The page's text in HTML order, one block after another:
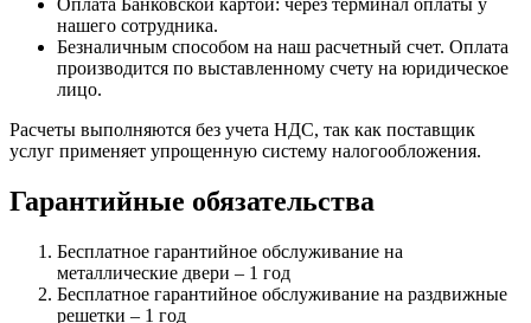
Оплата Банковской картой: через терминал оплаты у
нашего сотрудника.
Безналичным способом на наш расчетный счет. Оплата
производится по выставленному счету на юридическое
лицо.
Расчеты выполняются без учета НДС, так как поставщик
услуг применяет упрощенную систему налогообложения.
Гарантийные обязательства
Бесплатное гарантийное обслуживание на
металлические двери – 1 год
Бесплатное гарантийное обслуживание на раздвижные
решетки – 1 год